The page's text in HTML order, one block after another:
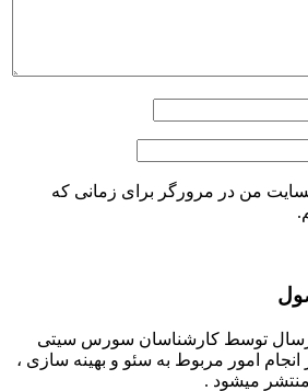
من در مرورگر برای زمانی که
توسط کارشناسان سورس سیتی
امور مربوط به سئو و بهینه سازی ،
میشود .